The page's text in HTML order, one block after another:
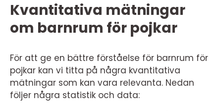
Kvantitativa mätningar
om barnrum för pojkar
För att ge en bättre förståelse för barnrum för
pojkar kan vi titta på några kvantitativa
mätningar som kan vara relevanta. Nedan
följer några statistik och data: